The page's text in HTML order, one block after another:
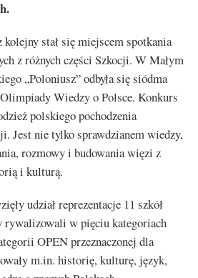
stał się miejscem spotkania
z różnych części Szkocji. W Małym
„Poloniusz” odbyła się siódma
Wiedzy o Polsce. Konkurs
polskiego pochodzenia
Jest nie tylko sprawdzianem wiedzy,
rozmowy i budowania więzi z
i kulturą.
udział reprezentacje 11 szkół
rywalizowali w pięciu kategoriach
OPEN przeznaczonej dla
m.in. historię, kulturę, język,